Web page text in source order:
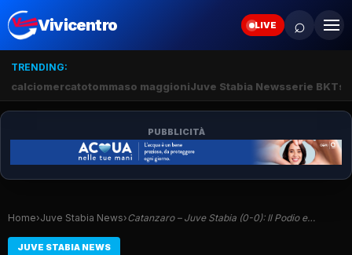
Vivicentro LIVE ⌕
TRENDING:
calciomercatotommaso maggioniJuve Stabia Newsserie BKT
PUBBLICITÀ
Home›Juve Stabia News›Catanzaro – Juve Stabia (0-0): Il Podio e…
JUVE STABIA NEWS